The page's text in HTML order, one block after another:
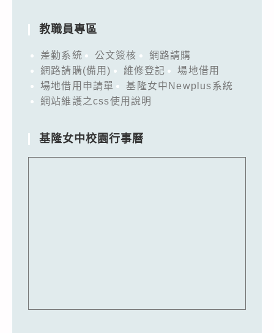
教職員專區
差勤系統 公文簽核
網路請購
網路請購(備用)
維修登記
場地借用
場地借用申請單
基隆女中Newplus系統
網站維護之css使用說明
基隆女中校園行事曆